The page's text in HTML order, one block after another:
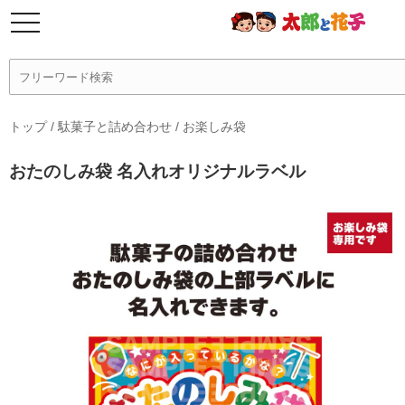
トップ/ 駄菓子と詰め合わせ / お楽しみ袋
おたのしみ袋 名入れオリジナルラベル